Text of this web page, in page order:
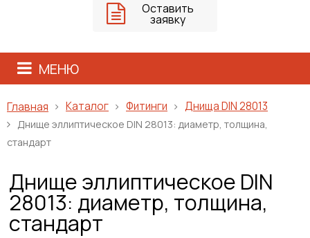
Оставить
заявку
МЕНЮ
Главная Каталог Фитинги Днища DIN 28013
Днище эллиптическое DIN 28013: диаметр, толщина,
стандарт
Днище эллиптическое DIN
28013: диаметр, толщина,
стандарт